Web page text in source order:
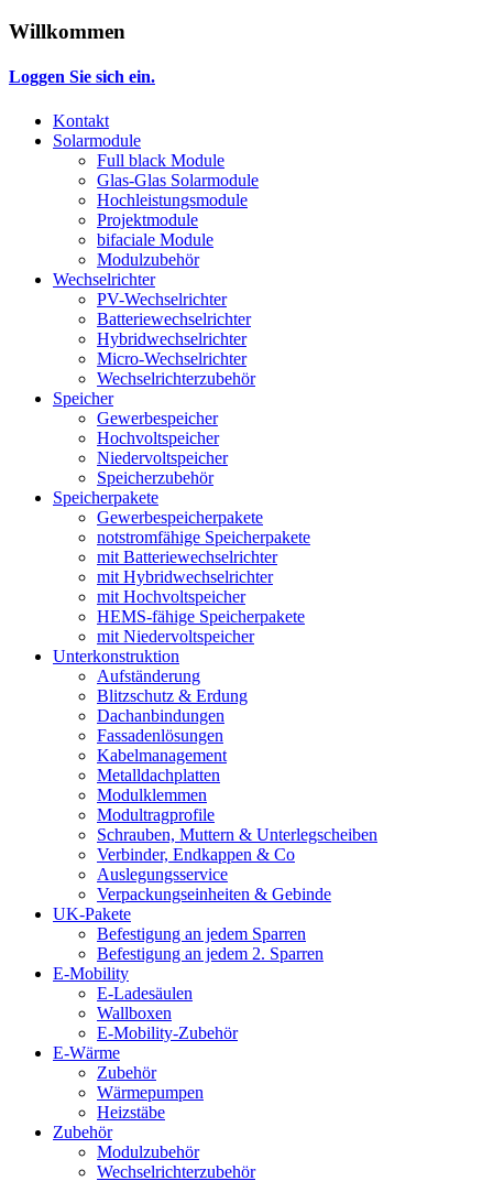
Willkommen
Loggen Sie sich ein.
Kontakt
Solarmodule
Full black Module
Glas-Glas Solarmodule
Hochleistungsmodule
Projektmodule
bifaciale Module
Modulzubehör
Wechselrichter
PV-Wechselrichter
Batteriewechselrichter
Hybridwechselrichter
Micro-Wechselrichter
Wechselrichterzubehör
Speicher
Gewerbespeicher
Hochvoltspeicher
Niedervoltspeicher
Speicherzubehör
Speicherpakete
Gewerbespeicherpakete
notstromfähige Speicherpakete
mit Batteriewechselrichter
mit Hybridwechselrichter
mit Hochvoltspeicher
HEMS-fähige Speicherpakete
mit Niedervoltspeicher
Unterkonstruktion
Aufständerung
Blitzschutz & Erdung
Dachanbindungen
Fassadenlösungen
Kabelmanagement
Metalldachplatten
Modulklemmen
Modultragprofile
Schrauben, Muttern & Unterlegscheiben
Verbinder, Endkappen & Co
Auslegungsservice
Verpackungseinheiten & Gebinde
UK-Pakete
Befestigung an jedem Sparren
Befestigung an jedem 2. Sparren
E-Mobility
E-Ladesäulen
Wallboxen
E-Mobility-Zubehör
E-Wärme
Zubehör
Wärmepumpen
Heizstäbe
Zubehör
Modulzubehör
Wechselrichterzubehör